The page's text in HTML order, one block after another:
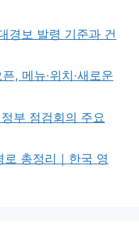
경보 발령 기준과 건
, 메뉴·위치·새로운
부 점검회의 주요
총정리｜한국 영